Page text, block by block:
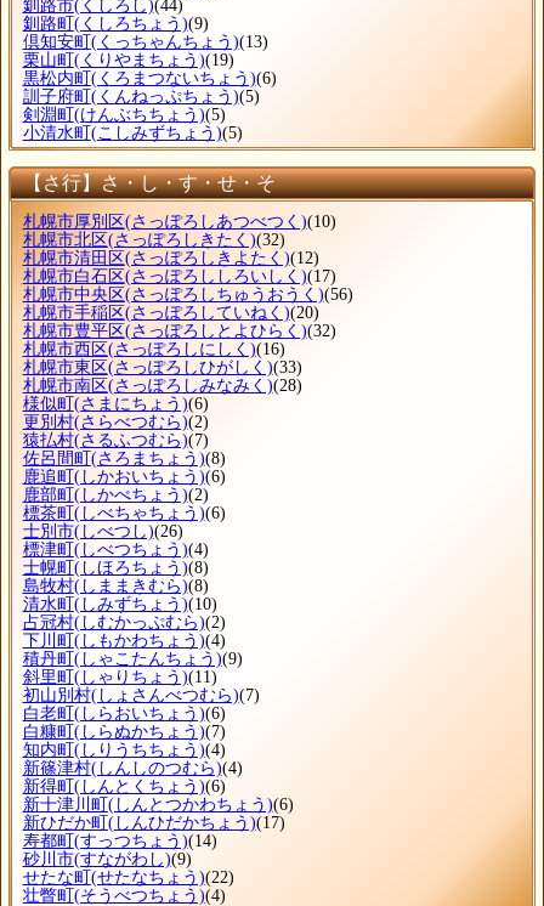
釧路市(くしろし)(44)
釧路町 (くしろちょう)(9)
倶知安町 (くっちゃんちょう)(13)
栗山町 (くりやまちょう)(19)
黒松内町 (くろまつないちょう)(6)
訓子府町 (くんねっぷちょう)(5)
剣淵町 (けんぶちちょう)(5)
小清水町 (こしみずちょう)(5)
【さ行】さ・し・す・せ・そ
札幌市厚別区(さっぽろしあつべつく)(10)
札幌市北区(さっぽろしきたく)(32)
札幌市清田区(さっぽろしきよたく)(12)
札幌市白石区(さっぽろししろいしく)(17)
札幌市中央区(さっぽろしちゅうおうく)(56)
札幌市手稲区(さっぽろしていねく)(20)
札幌市豊平区(さっぽろしとよひらく)(32)
札幌市西区(さっぽろしにしく)(16)
札幌市東区(さっぽろしひがしく)(33)
札幌市南区(さっぽろしみなみく)(28)
様似町(さまにちょう)(6)
更別村(さらべつむら)(2)
猿払村(さるふつむら)(7)
佐呂間町(さろまちょう)(8)
鹿追町(しかおいちょう)(6)
鹿部町(しかべちょう)(2)
標茶町(しべちゃちょう)(6)
士別市(しべつし)(26)
標津町(しべつちょう)(4)
士幌町(しほろちょう)(8)
島牧村(しままきむら)(8)
清水町(しみずちょう)(10)
占冠村(しむかっぷむら)(2)
下川町(しもかわちょう)(4)
積丹町(しゃこたんちょう)(9)
斜里町(しゃりちょう)(11)
初山別村(しょさんべつむら)(7)
白老町(しらおいちょう)(6)
白糠町(しらぬかちょう)(7)
知内町(しりうちちょう)(4)
新篠津村(しんしのつむら)(4)
新得町(しんとくちょう)(6)
新十津川町(しんとつかわちょう)(6)
新ひだか町(しんひだかちょう)(17)
寿都町(すっつちょう)(14)
砂川市(すながわし)(9)
せたな町(せたなちょう)(22)
壮瞥町(そうべつちょう)(4)